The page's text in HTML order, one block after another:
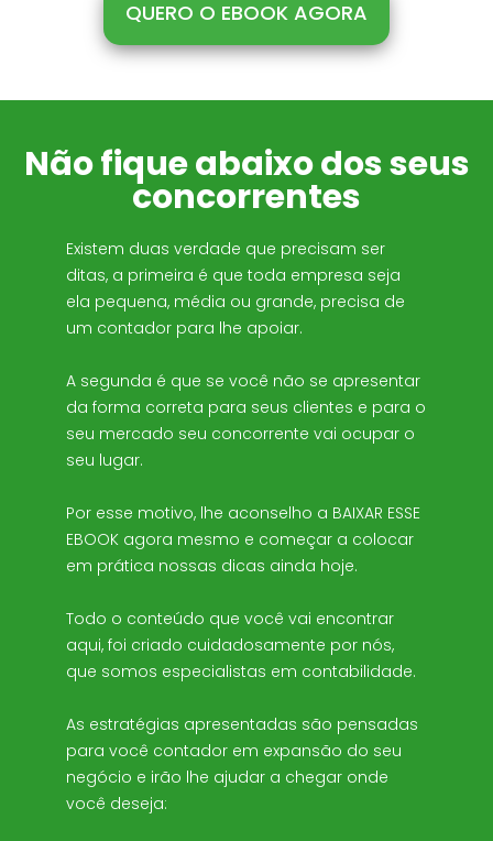
QUERO O EBOOK AGORA
Não fique abaixo dos seus
concorrentes
Existem duas verdade que precisam ser
ditas, a primeira é que toda empresa seja
ela pequena, média ou grande, precisa de
um contador para lhe apoiar.
A segunda é que se você não se apresentar
da forma correta para seus clientes e para o
seu mercado seu concorrente vai ocupar o
seu lugar.
Por esse motivo, lhe aconselho a BAIXAR ESSE
EBOOK agora mesmo e começar a colocar
em prática nossas dicas ainda hoje.
Todo o conteúdo que você vai encontrar
aqui, foi criado cuidadosamente por nós,
que somos especialistas em contabilidade.
As estratégias apresentadas são pensadas
para você contador em expansão do seu
negócio e irão lhe ajudar a chegar onde
você deseja: